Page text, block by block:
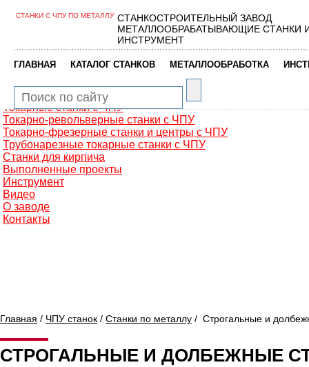
Главная
Фрезерные обрабатывающие центры
Сверлильно-фрезерные станки
Промышленные роботы манипуляторы
Токарные автоматы с ЧПУ
Токарные станки с ЧПУ
Токарно-револьверные станки с ЧПУ
Токарно-фрезерные станки и центры с ЧПУ
Трубонарезные токарные станки с ЧПУ
Станки для кирпича
Выполненные проекты
Инструмент
Видео
О заводе
Контакты
СТАНКИ С ЧПУ ПО МЕТАЛЛУ СТАНКОСТРОИТЕЛЬНЫЙ ЗАВОД
МЕТАЛЛООБРАБАТЫВАЮЩИЕ СТАНКИ
ИНСТРУМЕНТ
ГЛАВНАЯ КАТАЛОГ СТАНКОВ МЕТАЛЛООБРАБОТКА
Главная / ЧПУ станок / Станки по металлу / Строгальные и
СТРОГАЛЬНЫЕ И ДОЛБЕЖНЫЕ